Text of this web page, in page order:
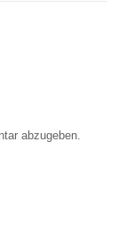
abzugeben.